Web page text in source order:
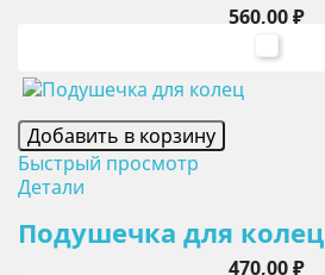
Цена
560,00 ₽
белый
Добавить в корзину
Быстрый просмотр
Детали
Подушечка для колец
Цена
470,00 ₽